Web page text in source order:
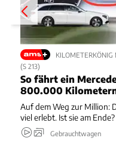
KILOMETERKÖNIG
(S 213)
So fährt ein
800.000
Auf dem Weg zur Million:
viel erlebt. Ist sie am Ende?
Gebrauchtwagen